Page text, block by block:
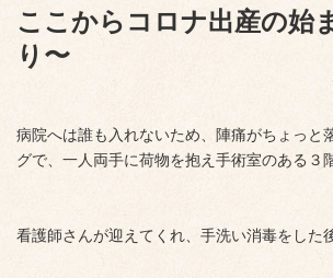
ここからコロナ出産の始
り〜
病院へは誰も入れないため、陣痛がちょっと
グで、一人両手に荷物を抱え手術室のある３
看護師さんが迎えてくれ、手洗い消毒をした